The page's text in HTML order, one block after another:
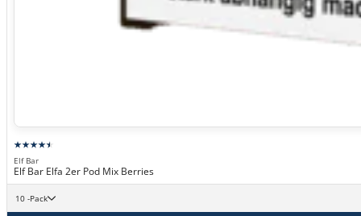
Elf Bar
Elf Bar Elfa 2er Pod Mix Berries
10 -Pack